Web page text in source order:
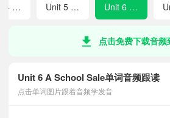
Unit 4 At the Sports Meeting Unit 5 What Is He Like? Unit 6 A School Sale
点击免费下载音频
Unit 6 A School Sale单词音频跟读
点击单词图片跟着音频学发音